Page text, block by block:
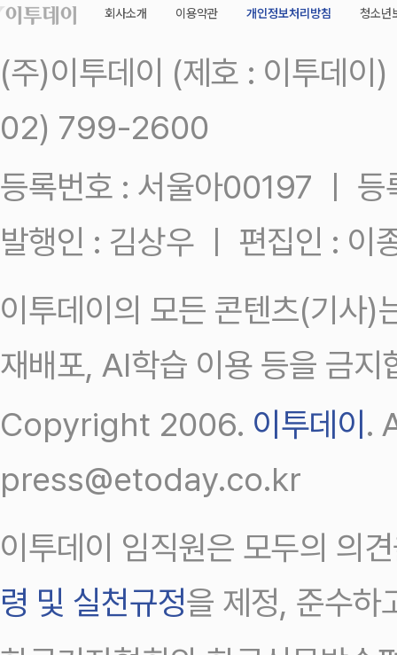
회사소개 이용약관 개인정보처리방침 청소년
(주)이투데이 (제호 : 이투데
02) 799-2600
등록번호 : 서울아00197 ㅣ
발행인 : 김상우 ㅣ 편집인 : 이
이투데이의 모든 콘텐츠(기사)
재배포, AI학습 이용 등을 금지
Copyright 2006. 이투데이.
press@etoday.co.kr
이투데이 임직원은 모두의 의
령 및 실천규정을 제정, 준수하